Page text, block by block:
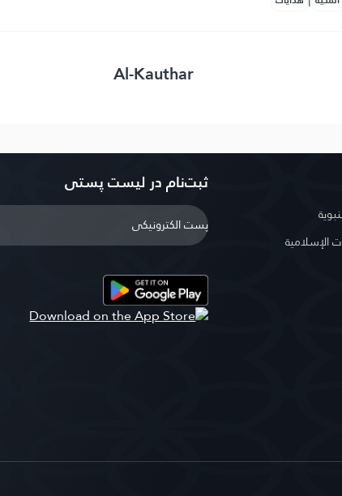
Al-Kauthar
الإسلامية
ثبت‌نام در ليست پستى